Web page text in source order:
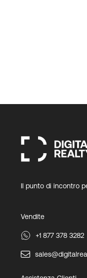
Il punto di incontro
Vendite
+1 877 378 3282